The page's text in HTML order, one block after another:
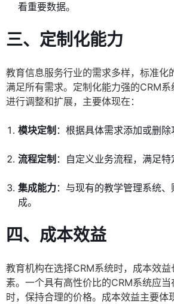
看重要数据。
三、定制化能力
教育信息服务行业的需求多样，标准化
满足所有需求。定制化能力强的CRM
进行调整和扩展，主要体现在：
模块定制 ：根据具体需求添加或删除
流程定制 ：自定义业务流程，满足特
集成能力：与现有的教学管理系统
成。
四、成本效益
教育机构在选择CRM系统时，成本效益
素。一个具有高性价比的CRM系统应
时，保持合理的价格。成本效益主要体